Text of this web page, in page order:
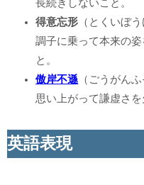
長続きしないこと。
得意忘形 （とくいぼ
調子に乗って本来の姿
と。
傲岸不遜 （ごうがん
思い上がって謙虚さを
英語表現